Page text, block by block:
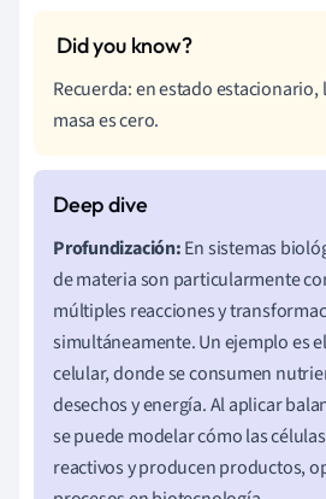
Recuerda: en estado
masa es cero.
Profundización:En sistemas
de materia son particularmente
múltiples reacciones y
simultáneamente. Un ejemplo es
celular, donde se consumen
desechos y energía. Al aplicar
se puede modelar cómo las
reactivos y producen productos,